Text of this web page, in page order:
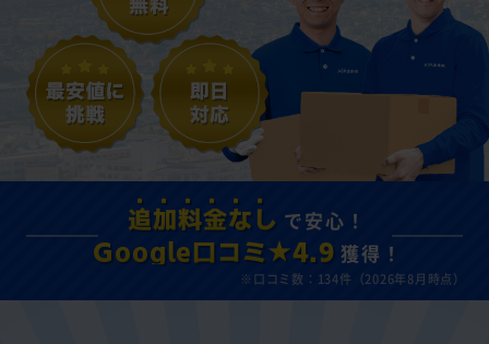
追加料金なし で安心！
Google口コミ★4.9 獲得！
※口コミ数：134件（2026年8月時点）